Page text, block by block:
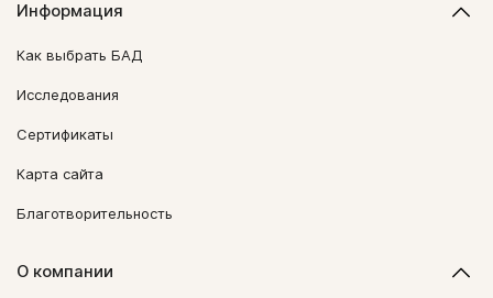
Информация
Как выбрать БАД
Исследования
Сертификаты
Карта сайта
Благотворительность
О компании